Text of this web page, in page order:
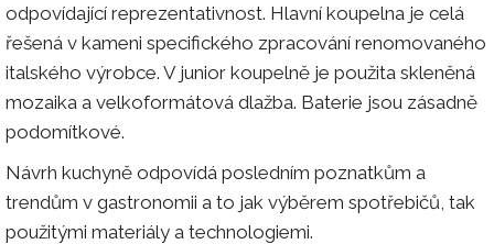
odpovídající reprezentativnost. Hlavní koupelna je celá
řešená v kameni specifického zpracování renomovaného
italského výrobce. V junior koupelně je použita skleněná
mozaika a velkoformátová dlažba. Baterie jsou zásadně
podomítkové.
Návrh kuchyně odpovídá posledním poznatkům a
trendům v gastronomii a to jak výběrem spotřebičů, tak
použitými materiály a technologiemi.